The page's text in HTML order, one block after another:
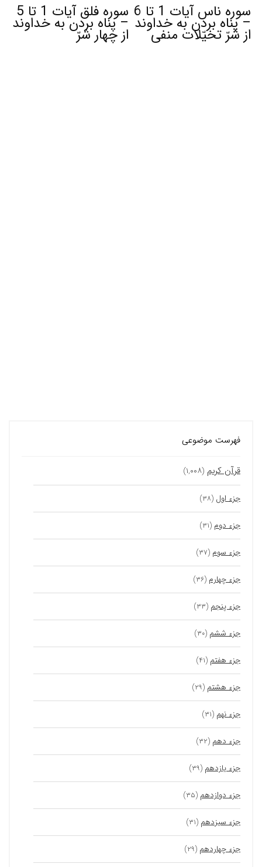
سوره ناس آیات 1 تا 6
– پناه بردن به خداوند
از شرّ تخیّلات منفی
سوره فلق آیات 1 تا 5
– پناه بردن به خداوند
از چهار شرّ
فهرست موضوعی
قرآن کریم (۱,۰۰۸)
جزء اول (۳۸)
جزء دوم (۳۱)
جزء سوم (۳۷)
جزء چهارم (۳۶)
جزء پنجم (۳۳)
جزء ششم (۳۰)
جزء هفتم (۴۱)
جزء هشتم (۲۹)
جزء نهم (۳۱)
جزء دهم (۳۲)
جزء یازدهم (۳۹)
جزء دوازدهم (۳۵)
جزء سیزدهم (۳۱)
جزء چهاردهم (۲۹)